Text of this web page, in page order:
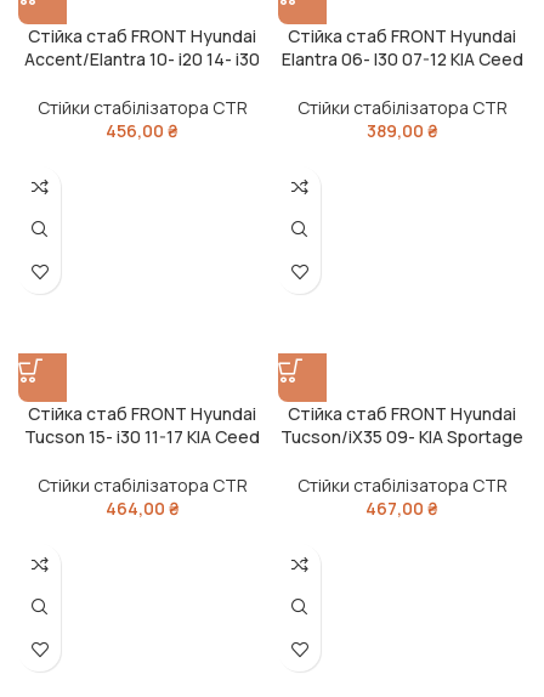
Стійка стаб FRONT Hyundai
Accent/Elantra 10- i20 14- i30
CTR)
Стійки стабілізатора CTR
456,00 ₴
Стійка стаб FRONT Hyundai
Elantra 06- I30 07-12 KIA Ceed
(вир-во CTR)
Стійки стабілізатора CTR
389,00 ₴
Стійка стаб FRONT Hyundai
Tucson 15- i30 11-17 KIA Ceed
(вир-во CTR)
Стійки стабілізатора CTR
464,00 ₴
Стійка стаб FRONT Hyundai
Tucson/iX35 09- KIA Sportage
(вир-во CTR)
Стійки стабілізатора CTR
467,00 ₴